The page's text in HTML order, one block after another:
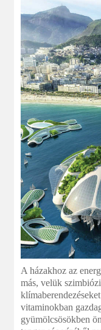
A házakhoz az
más, velük
vitaminokban
gyümölcsösökben